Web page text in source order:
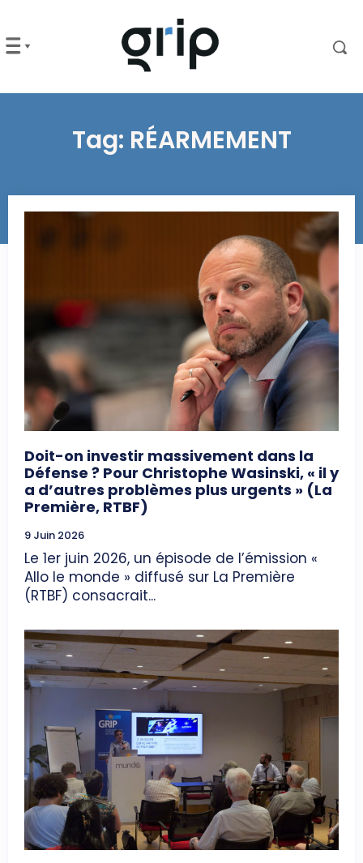
Tag: RÉARMEMENT
Doit-on investir massivement dans la
Défense ? Pour Christophe Wasinski, « il y
a d’autres problèmes plus urgents » (La
Première, RTBF)
9 Juin 2026
Le 1er juin 2026, un épisode de l’émission «
Allo le monde » diffusé sur La Première
(RTBF) consacrait...